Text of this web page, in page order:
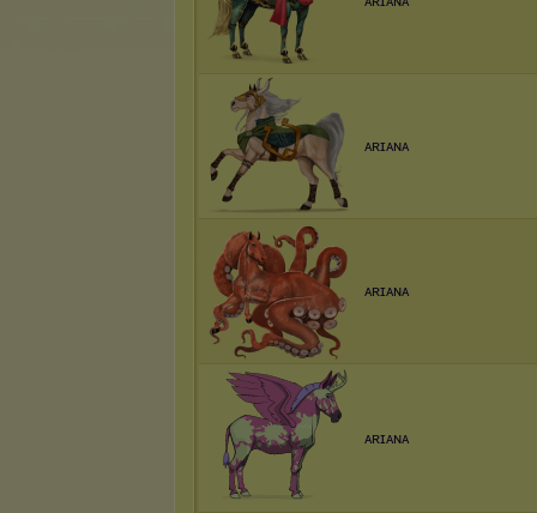
ᴀʀɪᴀɴᴀ
ᴀʀɪᴀɴᴀ
ᴀʀɪᴀɴᴀ